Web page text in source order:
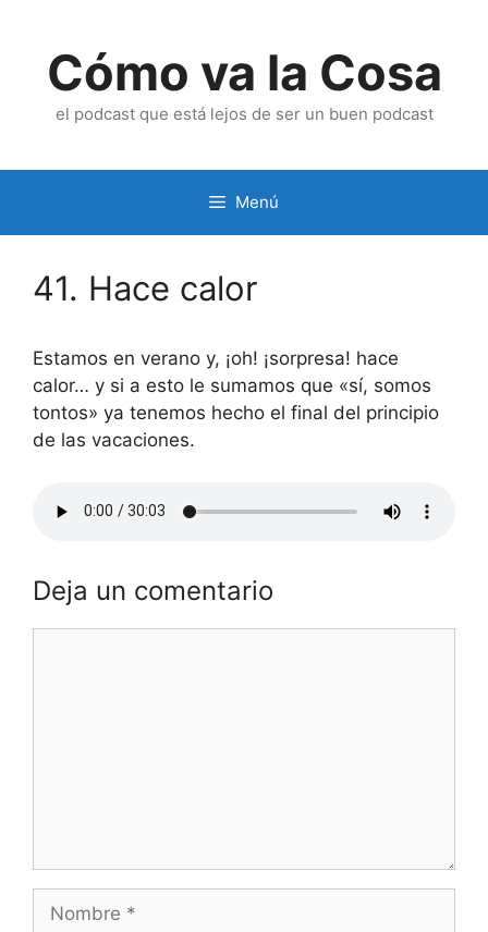
contenidoCómo va la Cosa
el podcast que está lejos de ser un buen podcast
Menú
41. Hace calor
Estamos en verano y, ¡oh! ¡sorpresa! hace
calor… y si a esto le sumamos que «sí, somos
tontos» ya tenemos hecho el final del principio
de las vacaciones.
Deja un comentario
Nombre